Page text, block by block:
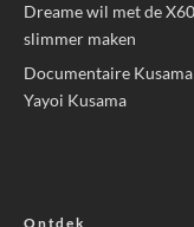
Dreame wil met de
slimmer maken
Documentaire
Yayoi Kusama
Ontdek